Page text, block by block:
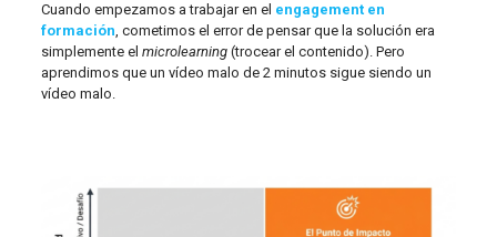
Cuando empezamos a trabajar en el engagement en
formación, cometimos el error de pensar que la solución era
simplemente el microlearning(trocear el contenido). Pero
aprendimos que un vídeo malo de 2 minutos sigue siendo un
vídeo malo.